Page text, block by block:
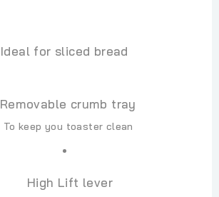
Ideal for sliced bread
Removable crumb tray
To keep you toaster clean
High Lift lever